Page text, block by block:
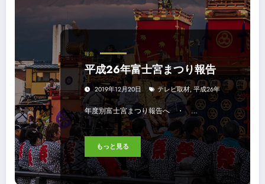
報告
平成26年富士宮まつり報告
2019年12月20日 テレビ取材,平成26年
年度別富士宮まつり報告へ ・ …
もっと見る